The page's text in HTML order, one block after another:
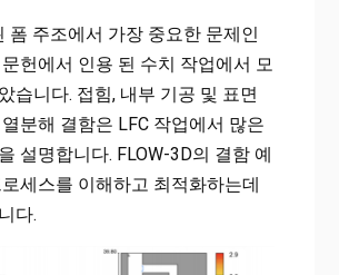
폼 주조에서 가장 중요한 문제인
헌에서 인용 된 수치 작업에서 모
습니다. 접힘, 내부 기공 및 표면
분해 결함은 LFC 작업에서 많은
설명합니다. FLOW-3D의 결함 예
세스를 이해하고 최적화하는데
다.